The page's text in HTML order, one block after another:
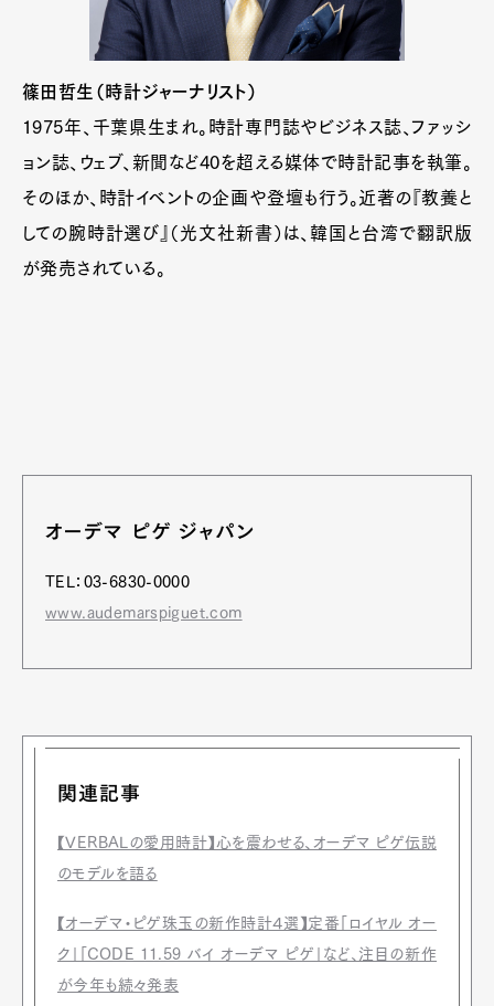
篠田哲生（時計ジャーナリスト）
1975年、千葉県生まれ。時計専門誌やビジネス誌、ファッシ
ョン誌、ウェブ、新聞など40を超える媒体で時計記事を執筆。
そのほか、時計イベントの企画や登壇も行う。近著の『教養と
しての腕時計選び』（光文社新書）は、韓国と台湾で翻訳版
が発売されている。
オーデマ ピゲ ジャパン
TEL：03-6830-0000
www.audemarspiguet.com
関連記事
【VERBALの愛用時計】心を震わせる、オーデマ ピゲ伝説
のモデルを語る
【オーデマ・ピゲ珠玉の新作時計４選】定番「ロイヤル オー
ク」「CODE 11.59 バイ オーデマ ピゲ」など、注目の新作
が今年も続々発表